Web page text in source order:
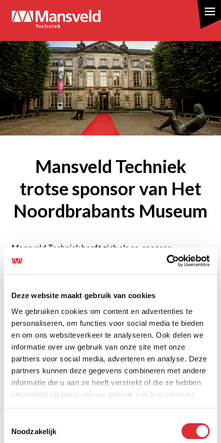
Deze website maakt gebruik van cookies
We gebruiken cookies om content en advertenties te
personaliseren, om functies voor social media te bieden
en om ons websiteverkeer te analyseren. Ook delen we
informatie over uw gebruik van onze site met onze
partners voor social media, adverteren en analyse. Deze
partners kunnen deze gegevens combineren met andere
informatie die u aan ze heeft verstrekt of die ze hebben
verzameld op basis van uw gebruik van hun services.
Noodzakelijk
de
inhoud
gaan
Mansveld Techniek
trotse sponsor van Het
Noordbrabants Museum
Mansveld Techniek heeft zich als co-sponsor
verbonden aan
Het Noordbrabants Museum, gevestigd
meer spraakmakende tentoonstellingen, restauraties
en onderzoeksprojecten kunnen worden verwezenlijkt.